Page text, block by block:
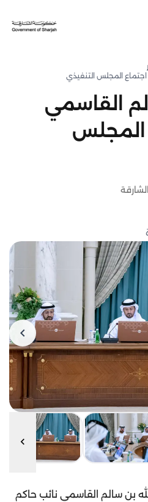
المجلس التنفيذي
القاسمي
المجلس
بن سالم القاسمي نائب حاكم